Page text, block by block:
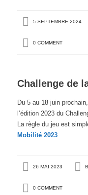
5 SEPTEMBRE 2024
0 COMMENT
Challenge de
Du 5 au 18 juin
l’édition 2023 du
La règle du jeu est
Mobilité 2023
26 MAI 2023
0 COMMENT